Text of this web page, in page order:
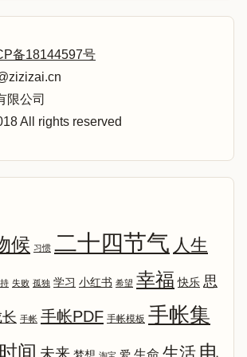
备18144597号
限公司
All rights reserved
候 习惯 二十四节气 人生
失败 孤独 学习 小红书 希望 幸福 快乐 思
长 手帐 手帐PDF 手帐模板 手帐集
时间 未来 生命 生活 电